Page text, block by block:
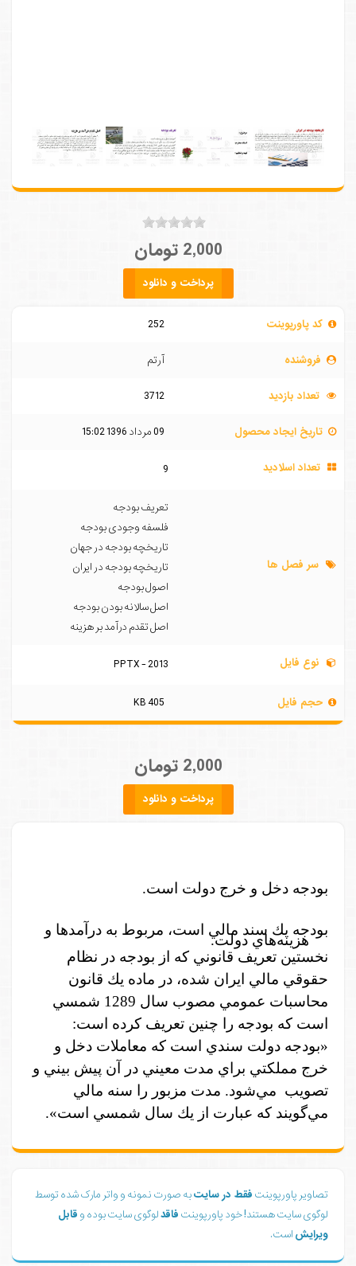
2,000 تومان
پرداخت و دانلود
کد پاورپوینت 252
فروشنده آرتم
تعداد بازدید 3712
تاریخ ایجاد محصول 09 مرداد 1396 15:02
تعداد اسلادید 9
سر فصل ها
تعريف بودجه
فلسفه وجودی بودجه
تاریخچه بودجه در جهان
تاریخچه بودجه در ایران
اصول بودجه
اصل سالانه بودن بودجه
اصل تقدم درآمد بر هزینه
نوع فایل PPTX - 2013
حجم فایل 405 KB
2,000 تومان
پرداخت و دانلود
بودجه دخل و خرج دولت است.
بودجه يك سند مالي است، مربوط به درآمدها و
هزينه‌هاي دولت.
نخستين تعريف قانوني كه از بودجه در نظام
حقوقي مالي ايران شده، در ماده يك قانون
محاسبات عمومي مصوب سال 1289 شمسي
است كه بودجه را چنين تعريف كرده است:
«بودجه دولت سندي است كه معاملات دخل و
خرج مملكتي براي مدت معيني در آن پيش بيني و
تصويب مي‌شود. مدت مزبور را سنه مالي
مي‌گويند كه عبارت از يك سال شمسي است».
تصاویر پاورپوینت فقط در سایتبه صورت نمونه و واتر مارک شده توسط
لوگوی سایت هستند! خود پاورپوینت فاقدلوگوی سایت بوده و قابل
ویرایش است.